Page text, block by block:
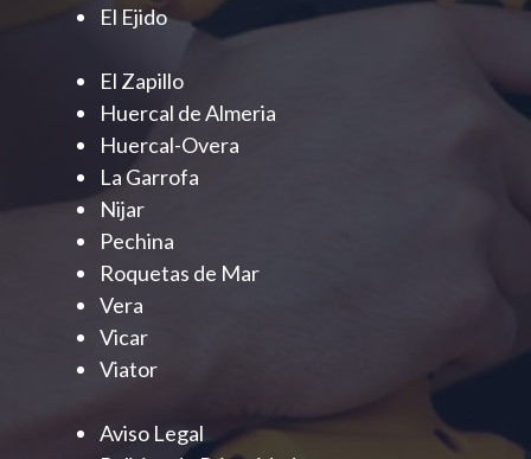
El Ejido
El Zapillo
Huercal de Almeria
Huercal-Overa
La Garrofa
Nijar
Pechina
Roquetas de Mar
Vera
Vicar
Viator
Aviso Legal